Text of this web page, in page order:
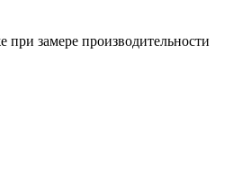
замере производительности